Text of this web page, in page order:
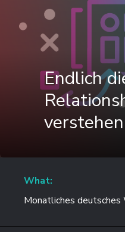
Endlich
What:
Monatliches deutsches